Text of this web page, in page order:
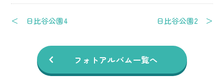
＜ 日比谷公園4 日比谷公園2 ＞
フォトアルバム一覧へ